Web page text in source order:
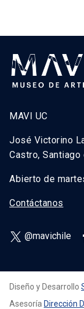
MAVI UC
José Victorino
Castro, Santiago
Abierto de
Contáctanos
@mavichile
Diseño y Desarrollo
Asesoría Dirección